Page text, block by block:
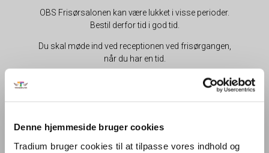
Denne hjemmeside bruger cookies
Tradium bruger cookies til at tilpasse vores indhold og
OBS Frisørsalonen kan være lukket i visse perioder.
Bestil derfor tid i god tid.
Du skal møde ind ved receptionen ved frisørgangen,
når du har en tid.
I salonen kan der betales med Dankort og mobile